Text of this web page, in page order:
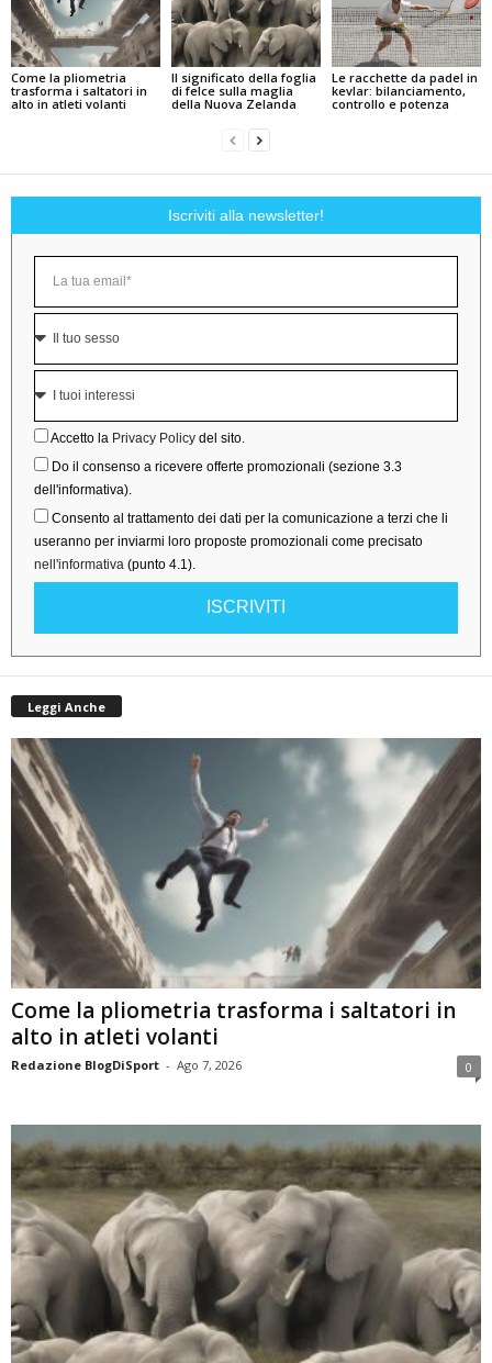
Come la pliometria
trasforma i saltatori in
alto in atleti volanti
Il significato della foglia
di felce sulla maglia
della Nuova Zelanda
Le racchette da padel in
kevlar: bilanciamento,
controllo e potenza
Iscriviti alla newsletter!
Accetto la Privacy Policy del sito.
Do il consenso a ricevere offerte promozionali (sezione 3.3
dell'informativa).
Consento al trattamento dei dati per la comunicazione a terzi che li
useranno per inviarmi loro proposte promozionali come precisato
nell'informativa (punto 4.1).
ISCRIVITI
Leggi Anche
Come la pliometria trasforma i saltatori in
alto in atleti volanti
Redazione BlogDiSport - Ago 7, 2026 0